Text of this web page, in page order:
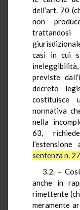
dell’art. 70
non
casi in cui
previste
decreto
costituisce
normativa
nella
63,
sentenza n.
3.2. –
anche in
rimettente
meramente